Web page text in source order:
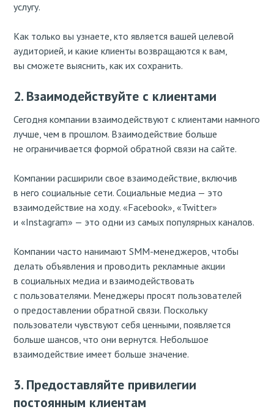
услугу.
Как только вы узнаете, кто является вашей целевой
аудиторией, и какие клиенты возвращаются к вам,
вы сможете выяснить, как их сохранить.
2. Взаимодействуйте с клиентами
Сегодня компании взаимодействуют с клиентами намного
лучше, чем в прошлом. Взаимодействие больше
не ограничивается формой обратной связи на сайте.
Компании расширили свое взаимодействие, включив
в него социальные сети. Социальные медиа — это
взаимодействие на ходу. «Facebook», «Twitter»
и «Instagram» — это одни из самых популярных каналов.
Компании часто нанимают SMM-менеджеров, чтобы
делать объявления и проводить рекламные акции
в социальных медиа и взаимодействовать
с пользователями. Менеджеры просят пользователей
о предоставлении обратной связи. Поскольку
пользователи чувствуют себя ценными, появляется
больше шансов, что они вернутся. Небольшое
взаимодействие имеет больше значение.
3. Предоставляйте привилегии
постоянным клиентам